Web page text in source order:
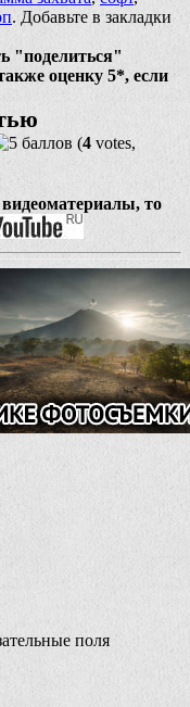
. Добавьте в закладки
"поделиться"
оценку 5*, если
(4 votes,
то
поля